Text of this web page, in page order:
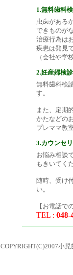
1.無料歯科
虫歯がある
できものが
治療行為は
疾患は発見
（会社や学
2.妊産婦検診
無料歯科検
す。
また、定期
かたなどの
プレママ教
3.カウンセ
お悩み相談
もきいてく
随時、受け
い。
【お電話で
TEL : 048-
COPYRIGHT(C)2007小